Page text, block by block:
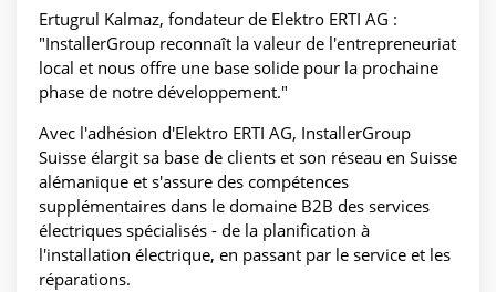
Ertugrul Kalmaz, fondateur de Elektro ERTI AG :
"InstallerGroup reconnaît la valeur de l'entrepreneuriat
local et nous offre une base solide pour la prochaine
phase de notre développement."
Avec l'adhésion d'Elektro ERTI AG, InstallerGroup
Suisse élargit sa base de clients et son réseau en Suisse
alémanique et s'assure des compétences
supplémentaires dans le domaine B2B des services
électriques spécialisés - de la planification à
l'installation électrique, en passant par le service et les
réparations.